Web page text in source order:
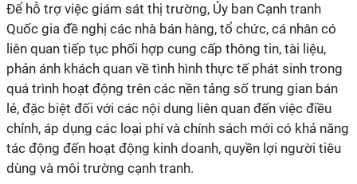
Để hỗ trợ việc giám sát thị trường, Ủy ban Cạnh tranh
Quốc gia đề nghị các nhà bán hàng, tổ chức, cá nhân có
liên quan tiếp tục phối hợp cung cấp thông tin, tài liệu,
phản ánh khách quan về tình hình thực tế phát sinh trong
quá trình hoạt động trên các nền tảng số trung gian bán
lẻ, đặc biệt đối với các nội dung liên quan đến việc điều
chỉnh, áp dụng các loại phí và chính sách mới có khả năng
tác động đến hoạt động kinh doanh, quyền lợi người tiêu
dùng và môi trường cạnh tranh.